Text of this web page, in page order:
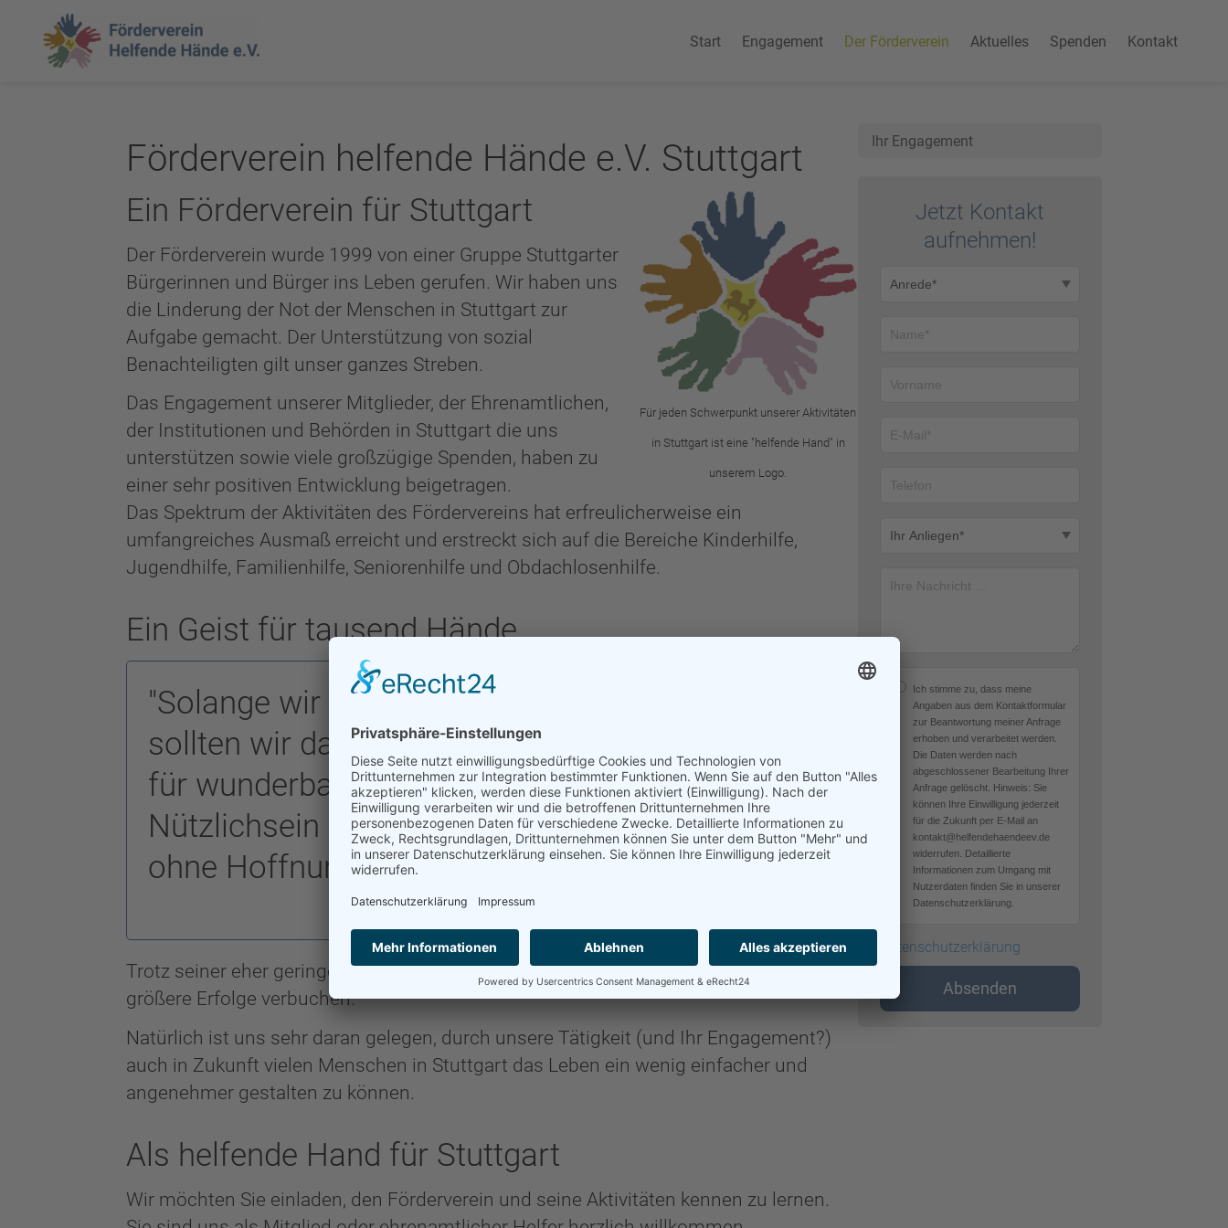
Start Engagement Der Förderverein Aktuelles Spenden Kontakt
Förderverein helfende Hände e.V. Stuttgart
Ein Förderverein für Stuttgart
Der Förderverein wurde 1999 von einer Gruppe Stuttgarter
Bürgerinnen und Bürger ins Leben gerufen. Wir haben uns
die Linderung der Not der Menschen in Stuttgart zur
Aufgabe gemacht. Der Unterstützung von sozial
Benachteiligten gilt unser ganzes Streben.
Das Engagement unserer Mitglieder, der Ehrenamtlichen,
der Institutionen und Behörden in Stuttgart die uns
unterstützen sowie viele großzügige Spenden, haben zu
einer sehr positiven Entwicklung beigetragen.
Für jeden Schwerpunkt unserer Aktivitäten
in Stuttgart ist eine "helfende Hand" in
unserem Logo.
Das Spektrum der Aktivitäten des Fördervereins hat erfreulicherweise ein
umfangreiches Ausmaß erreicht und erstreckt sich auf die Bereiche Kinderhilfe,
Jugendhilfe, Familienhilfe, Seniorenhilfe und Obdachlosenhilfe.
Ein Geist für tausend Hände
"Solange wir zum Wohl der anderen handeln,
sollten wir darum weder arrogant sein, noch uns
für wunderbar halten, sondern einzig am
Nützlichsein für andere unsere Freude haben,
ohne Hoffnung darauf, dass ein Resultat reift."
Trotz seiner eher geringen Größe, kann der Förderverein bis dato viele kleine und auch
größere Erfolge verbuchen.
Natürlich ist uns sehr daran gelegen, durch unsere Tätigkeit (und Ihr Engagement?)
auch in Zukunft vielen Menschen in Stuttgart das Leben ein wenig einfacher und
angenehmer gestalten zu können.
Als helfende Hand für Stuttgart
Wir möchten Sie einladen, den Förderverein und seine Aktivitäten kennen zu lernen.
Ihr Engagement
Jetzt Kontakt
auf­nehmen!
Ich stimme zu, dass meine
Angaben aus dem Kontaktformular
zur Beantwortung meiner Anfrage
erhoben und verarbeitet werden.
Die Daten werden nach
abgeschlossener Bearbeitung Ihrer
Anfrage gelöscht. Hinweis: Sie
können Ihre Einwilligung jederzeit
für die Zukunft per E-Mail an
kontakt@helfendehaendeev.de
widerrufen. Detaillierte
Informationen zum Umgang mit
Nutzerdaten finden Sie in unserer
Datenschutzerklärung.
Datenschutzerklärung
Absenden